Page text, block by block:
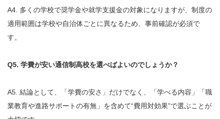
A4. 多くの学校で奨学金や就学支援金の対象になりますが、制度の
適用範囲は学校や自治体ごとに異なるため、事前確認が必須で
す。
Q5. 学費が安い通信制高校を選べばよいのでしょうか？
A5. 結論として、「学費の安さ」だけでなく、「学べる内容」「職
業教育や進路サポートの有無」を含めて“費用対効果”で選ぶことが